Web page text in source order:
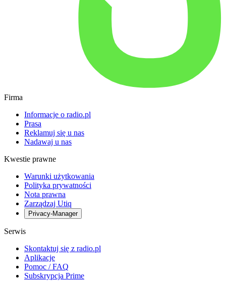
Firma
Informacje o radio.pl
Prasa
Reklamuj się u nas
Nadawaj u nas
Kwestie prawne
Warunki użytkowania
Polityka prywatności
Nota prawna
Zarządzaj Utiq
Privacy-Manager
Serwis
Skontaktuj się z radio.pl
Aplikacje
Pomoc / FAQ
Subskrypcja Prime